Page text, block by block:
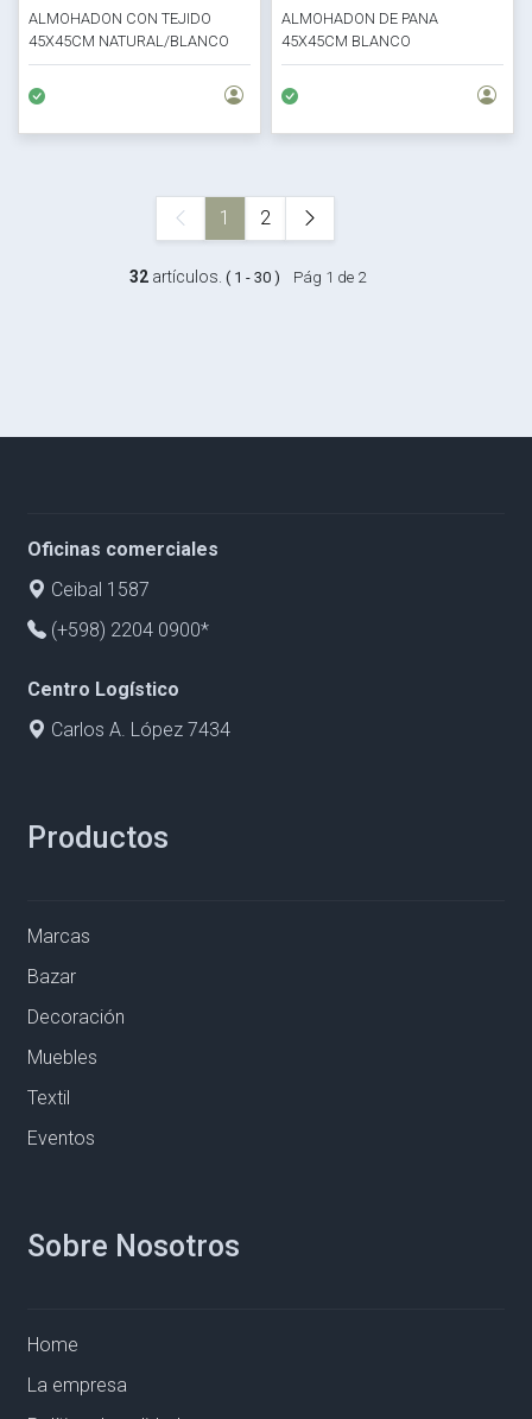
ALMOHADON CON TEJIDO
45X45CM NATURAL/BLANCO
ALMOHADON DE PANA
45X45CM BLANCO
1 2
32artículos. ( 1 - 30 ) Pág 1 de 2
Oficinas comerciales
Ceibal 1587
(+598) 2204 0900*
Centro Logístico
Carlos A. López 7434
Productos
Marcas
Bazar
Decoración
Muebles
Textil
Eventos
Sobre Nosotros
Home
La empresa